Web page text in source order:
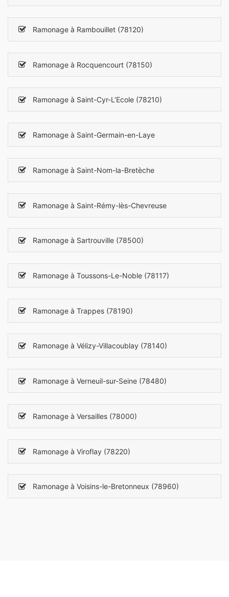
Ramonage à Rambouillet (78120)
Ramonage à Rocquencourt (78150)
Ramonage à Saint-Cyr-L’Ecole (78210)
Ramonage à Saint-Germain-en-Laye
Ramonage à Saint-Nom-la-Bretèche
Ramonage à Saint-Rémy-lès-Chevreuse
Ramonage à Sartrouville (78500)
Ramonage à Toussons-Le-Noble (78117)
Ramonage à Trappes (78190)
Ramonage à Vélizy-Villacoublay (78140)
Ramonage à Verneuil-sur-Seine (78480)
Ramonage à Versailles (78000)
Ramonage à Viroflay (78220)
Ramonage à Voisins-le-Bretonneux (78960)